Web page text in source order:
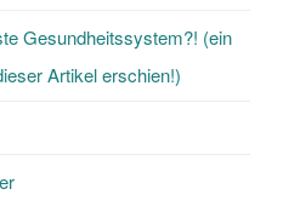
Gesundheitssystem?! (ein
Artikel erschien!)